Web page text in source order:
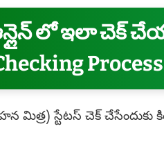
లో ఇలా చెక్
Process
మిత్ర) స్టేటస్ చెక్